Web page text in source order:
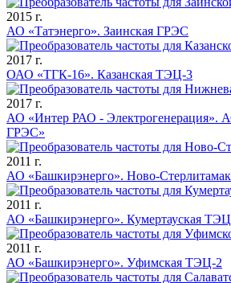
2015 г.
АО «Татэнерго». Заинская ГРЭС
2017 г.
ОАО «ТГК-16». Казанская ТЭЦ-3
2017 г.
АО «Интер РАО - Электрогенерация».
ГРЭС»
2011 г.
АО «Башкирэнерго». Ново-
2011 г.
АО «Башкирэнерго». Кумертауская ТЭЦ
2011 г.
АО «Башкирэнерго». Уфимская ТЭЦ-2